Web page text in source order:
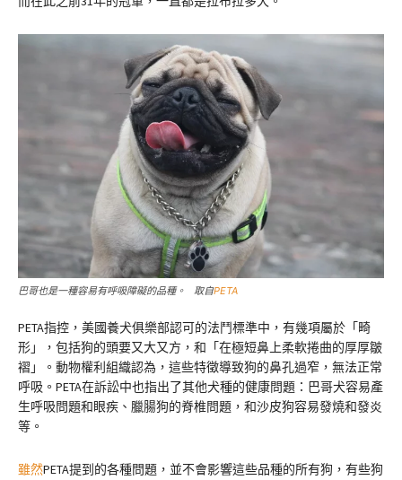
巴哥也是一種容易有呼吸障礙的品種。 取自PETA
PETA指控，美國養犬俱樂部認可的法鬥標準中，有幾項屬於「畸
形」，包括狗的頭要又大又方，和「在極短鼻上柔軟捲曲的厚厚皺
褶」。動物權利組織認為，這些特徵導致狗的鼻孔過窄，無法正常
呼吸。PETA在訴訟中也指出了其他犬種的健康問題：巴哥犬容易產
生呼吸問題和眼疾、臘腸狗的脊椎問題，和沙皮狗容易發燒和發炎
等。
雖然PETA提到的各種問題，並不會影響這些品種的所有狗，有些狗